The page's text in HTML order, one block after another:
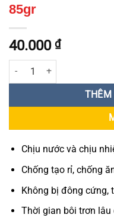
85gr
40.000 ₫
Mỡ trắng bôi trơn Lithium
THÊM
Chịu nước và chịu
Chống tạo rỉ, chống
Không bị đông cứng,
Thời gian bôi trơn lâu